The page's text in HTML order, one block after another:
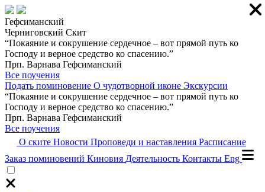
Гефсиманский
Черниговский Скит
“Покаяние и сокрушение сердечное – вот прямой путь ко
Господу и верное средство ко спасению.”
Прп. Варнава Гефсиманский
Все поучения
Подать поминовение О чудотворной иконе Экскурсии
“Покаяние и сокрушение сердечное – вот прямой путь ко
Господу и верное средство ко спасению.”
Прп. Варнава Гефсиманский
Все поучения
О ските Новости Проповеди и наставления Расписание
Заказ поминовений Киновия Деятельность Контакты Eng